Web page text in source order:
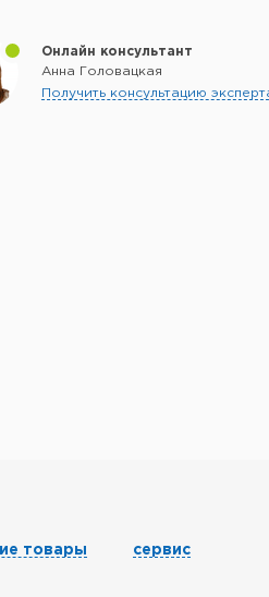
Онлайн консультант
Анна Головацкая
Получить консультацию
товары сервис